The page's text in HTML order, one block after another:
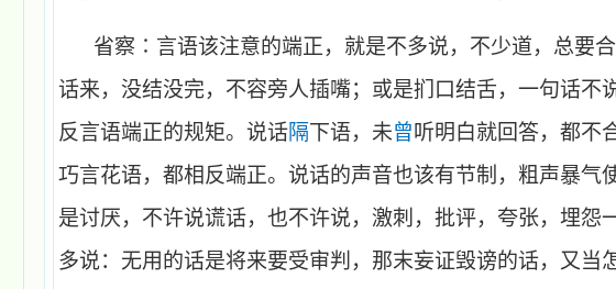
省察∶言语该注意的端正，就是不多说，不少道，总要
话来，没结没完，不容旁人插嘴；或是扪口结舌，一句话不
反言语端正的规矩。说话隔下语，未曾听明白就回答，都不
巧言花语，都相反端正。说话的声音也该有节制，粗声暴气
是讨厌，不许说谎话，也不许说，激刺，批评，夸张，埋怨
多说：无用的话是将来要受审判，那末妄证毁谤的话，又当